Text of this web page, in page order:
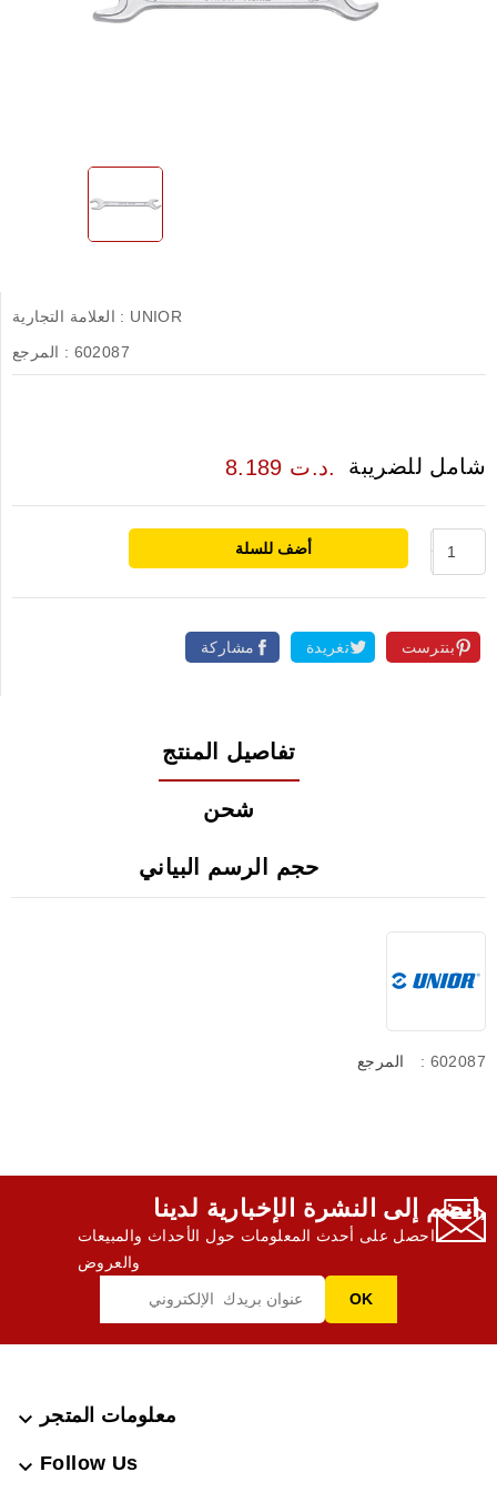
العلامة التجارية : UNIOR
المرجع : 602087
8.189 د.ت. شامل للضريبة
أضف للسلة
مشاركة تغريدة بنترست
تفاصيل المنتج
شحن
حجم الرسم البياني
المرجع : 602087
انضم إلى النشرة الإخبارية لدينا,
احصل على أحدث المعلومات حول الأحداث والمبيعات
والعروض
معلومات المتجر 
Follow Us
